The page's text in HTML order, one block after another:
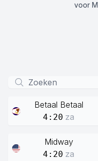
voor
Betaal Betaal
4:20 za
Midway
4:20 za